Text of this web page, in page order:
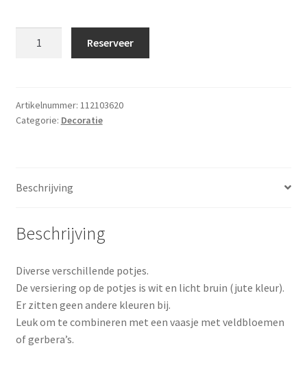
potjes
met
Reserveer
Artikelnummer: 112103620
Categorie: Decoratie
Beschrijving
Beschrijving
Diverse verschillende potjes.
De versiering op de potjes is wit en licht bruin (jute kleur).
Er zitten geen andere kleuren bij.
Leuk om te combineren met een vaasje met veldbloemen
of gerbera’s.